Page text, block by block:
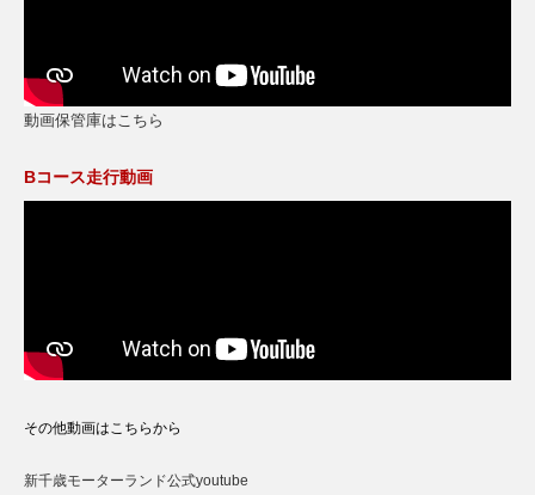
動画保管庫はこちら
Bコース走行動画
その他動画はこちらから
新千歳モーターランド公式youtube